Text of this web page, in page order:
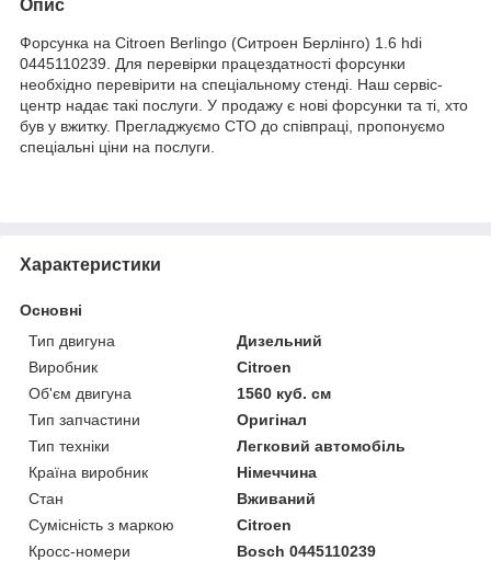
Опис
Форсунка на Citroen Berlingo (Ситроен Берлінго) 1.6 hdi
0445110239. Для перевірки працездатності форсунки
необхідно перевірити на спеціальному стенді. Наш сервіс-
центр надає такі послуги. У продажу є нові форсунки та ті, хто
був у вжитку. Прегладжуємо СТО до співпраці, пропонуємо
спеціальні ціни на послуги.
Характеристики
Основні
Тип двигуна
Дизельний
Виробник
Citroen
Об'єм двигуна
1560 куб. см
Тип запчастини
Оригінал
Тип техніки
Легковий автомобіль
Країна виробник
Німеччина
Стан
Вживаний
Сумісність з маркою
Citroen
Кросс-номери
Bosch 0445110239